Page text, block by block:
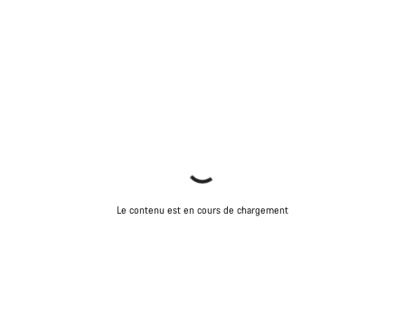
Le contenu est en cours de chargement